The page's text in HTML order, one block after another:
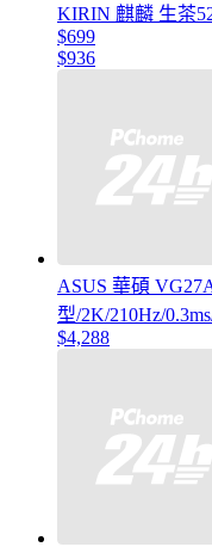
KIRIN 麒麟 生茶
$699
$936
ASUS 華碩
型/2K/210Hz/
$4,288